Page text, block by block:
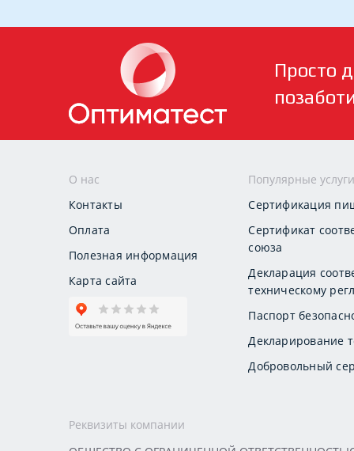
Просто
О нас
Контакты
Оплата
Полезная информация
Карта сайта
Популярные услуги
Сертификация
Сертификат
союза
Декларация
техническому
Паспорт
Декларирование
Добровольный
Реквизиты компании